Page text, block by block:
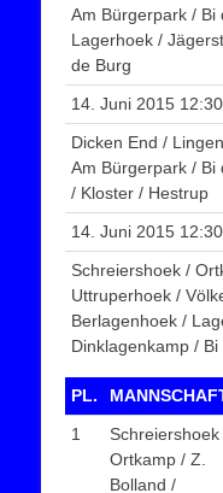
Am Bürgerpark / Bi
Lagerhoek /
de Burg
14. Juni 2015
Dicken End /
Am Bürgerpark / Bi
/ Kloster / Hestrup
14. Juni 2015
Schreiershoek /
Uttruperhoek /
Berlagenhoek /
Dinklagenkamp / Bi
PL.
1
Schreiershoek
Ortkamp / Z.
Bolland /